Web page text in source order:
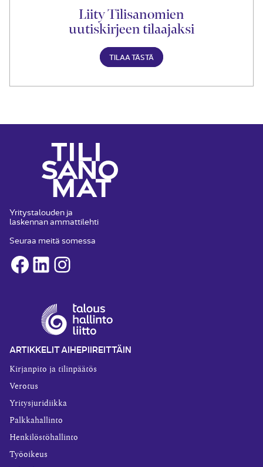
Liity Tilisanomien
uutiskirjeen tilaajaksi
TILAA TÄSTÄ
Yritystalouden ja
laskennan ammattilehti
Seuraa meitä somessa
Facebook
LinkedInInstagram
ARTIKKELIT AIHEPIIREITTÄIN
Kirjanpito ja tilinpäätös
Verotus
Yritysjuridiikka
Palkkahallinto
Henkilöstöhallinto
Työoikeus